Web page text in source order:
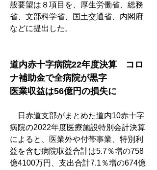
般要望は８項目を、厚生労働省、総務
省、文部科学省、国土交通省、内閣府
などに提出した。
道内赤十字病院22年度決算　コロ
ナ補助金で全病院が黒字
医業収益は56億円の損失に
日赤道支部がまとめた道内10赤十字
病院の2022年度医療施設特別会計決算
によると、医業外や付帯事業、特別利
益を含む病院収益合計は5.7％増の758
億4100万円、支出合計7.1％増の674億